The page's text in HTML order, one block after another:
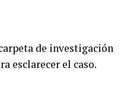
de investigación
esclarecer el caso.